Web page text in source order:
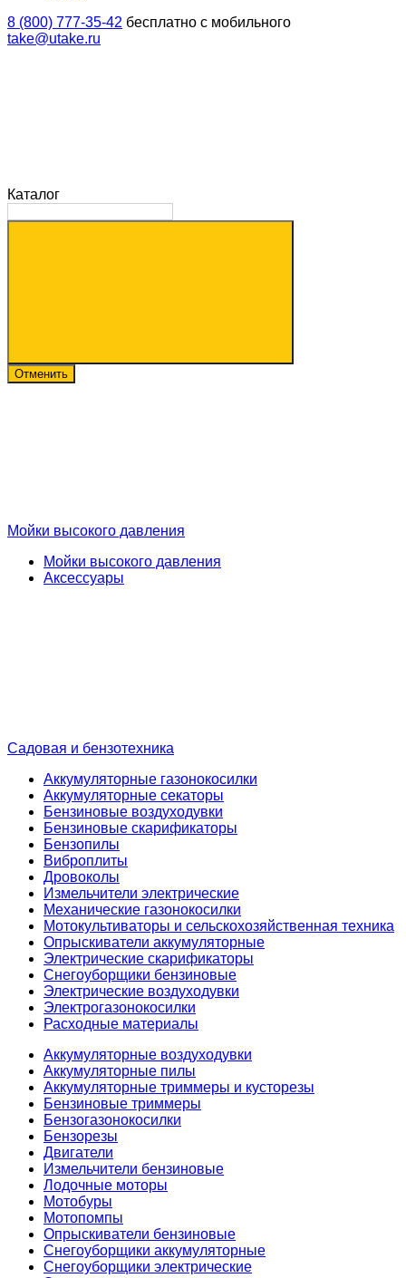
8 (800) 777-35-42 бесплатно с мобильного
take@utake.ru
Каталог
Отменить
Мойки высокого давления
Мойки высокого давления
Аксессуары
Садовая и бензотехника
Аккумуляторные газонокосилки
Аккумуляторные секаторы
Бензиновые воздуходувки
Бензиновые скарификаторы
Бензопилы
Виброплиты
Дровоколы
Измельчители электрические
Механические газонокосилки
Мотокультиваторы и сельскохозяйственная техника
Опрыскиватели аккумуляторные
Электрические скарификаторы
Снегоуборщики бензиновые
Электрические воздуходувки
Электрогазонокосилки
Расходные материалы
Аккумуляторные воздуходувки
Аккумуляторные пилы
Аккумуляторные триммеры и кусторезы
Бензиновые триммеры
Бензогазонокосилки
Бензорезы
Двигатели
Измельчители бензиновые
Лодочные моторы
Мотобуры
Мотопомпы
Опрыскиватели бензиновые
Снегоуборщики аккумуляторные
Снегоуборщики электрические